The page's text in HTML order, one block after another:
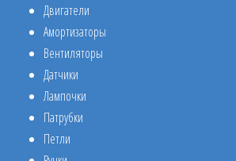
Двигатели
Амортизаторы
Вентиляторы
Датчики
Лампочки
Патрубки
Петли